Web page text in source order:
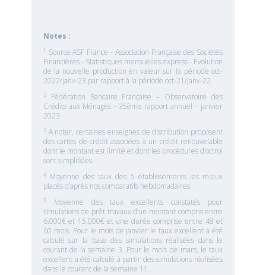
Notes :
1 Source ASF France - Association Française des Sociétés
Financières - Statistiques mensuelles express - Evolution
de la nouvelle production en valeur sur la période oct-
2022/janv-23 par rapport à la période oct-21/janv-22.
2Fédération Bancaire Française – Observatoire des
Crédits aux Ménages – 35ème rapport annuel – janvier
2023
3A noter, certaines enseignes de distribution proposent
des cartes de crédit associées à un crédit renouvelable
dont le montant est limité et dont les procédures d’octroi
sont simplifiées.
4Moyenne des taux des 5 établissements les mieux
placés d’après nos comparatifs hebdomadaires
5Moyenne des taux excellents constatés pour
simulations de prêt travaux d’un montant compris entre
6.000€ et 15.000€ et une durée comprise entre 48 et
60 mois. Pour le mois de janvier le taux excellent a été
calculé sur la base des simulations réalisées dans le
courant de la semaine 3. Pour le mois de mars, le taux
excellent a été calculé à partir des simulations réalisées
dans le courant de la semaine 11.